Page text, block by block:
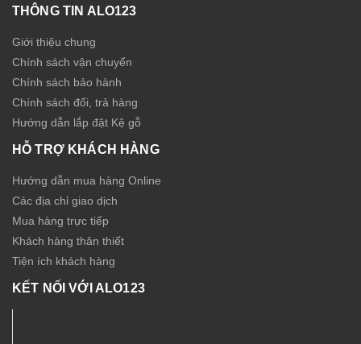
THÔNG TIN ALO123
Giới thiệu chung
Chính sách vận chuyển
Chính sách bảo hành
Chính sách đổi, trả hàng
Hướng dẫn lắp đặt Kệ gỗ
HỖ TRỢ KHÁCH HÀNG
Hướng dẫn mua hàng Online
Các địa chỉ giao dịch
Mua hàng trực tiếp
Khách hàng thân thiết
Tiện ích khách hàng
KẾT NỐI VỚI ALO123